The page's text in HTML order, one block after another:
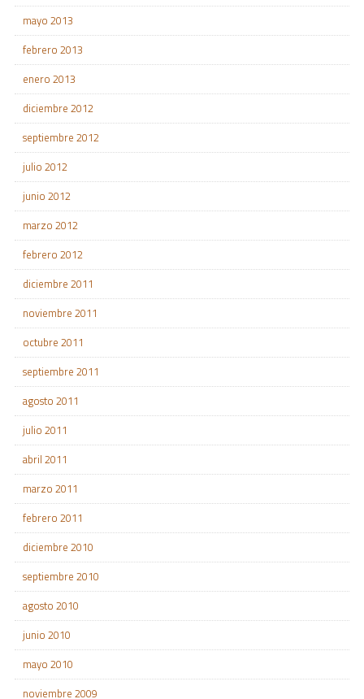
mayo 2013
febrero 2013
enero 2013
diciembre 2012
septiembre 2012
julio 2012
junio 2012
marzo 2012
febrero 2012
diciembre 2011
noviembre 2011
octubre 2011
septiembre 2011
agosto 2011
julio 2011
abril 2011
marzo 2011
febrero 2011
diciembre 2010
septiembre 2010
agosto 2010
junio 2010
mayo 2010
noviembre 2009